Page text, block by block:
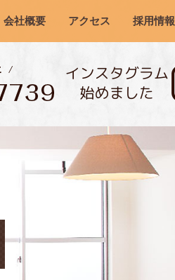
会社概要 アクセス 採用情報